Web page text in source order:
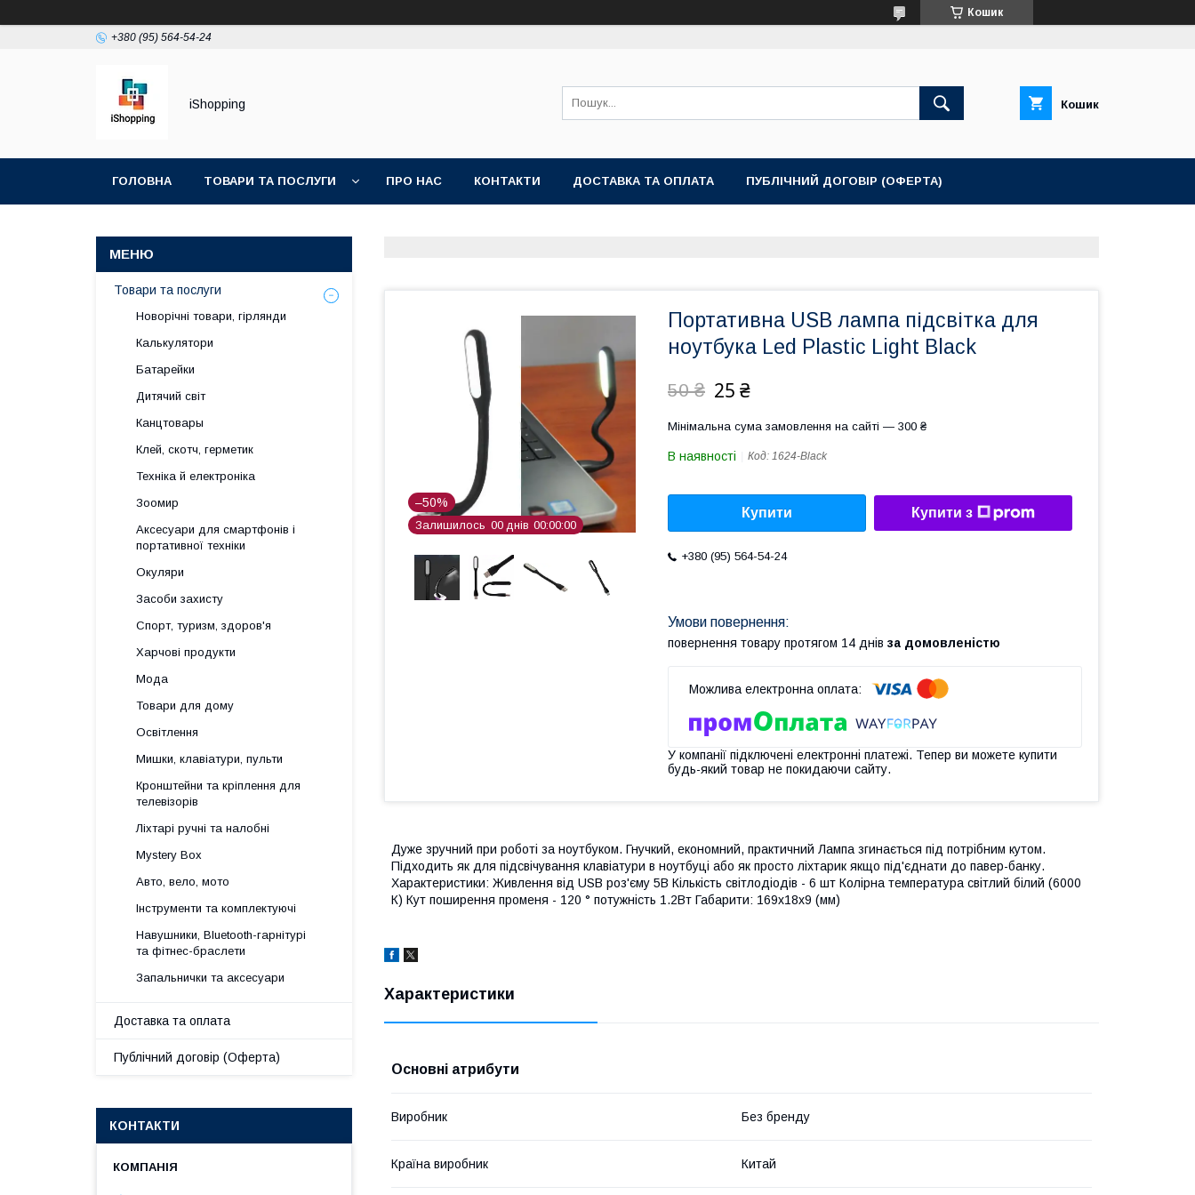
Кошик
+380 (95) 564-54-24
iShopping Кошик
ГОЛОВНА ТОВАРИ ТА ПОСЛУГИ ПРО НАС КОНТАКТИ ДОСТАВКА ТА ОПЛАТА ПУБЛІЧНИЙ ДОГОВІР (ОФЕРТА)
–50%
Залишилось 00 днів 00 00 00
Портативна USB лампа підсвітка для
ноутбука Led Plastic Light Black
50 ₴ 25 ₴
Мінімальна сума замовлення на сайті — 300 ₴
В наявності Код: 1624-Black
Купити Купити з
+380 (95) 564-54-24
повернення товару протягом 14 днів за домовленістю
У компанії підключені електронні платежі. Тепер ви можете купити
будь-який товар не покидаючи сайту.
Дуже зручний при роботі за ноутбуком. Гнучкий, економний, практичний Лампа згинається під потрібним кутом.
Підходить як для підсвічування клавіатури в ноутбуці або як просто ліхтарик якщо під'єднати до павер-банку.
Характеристики: Живлення від USB роз'єму 5В Кількість світлодіодів - 6 шт Колірна температура світлий білий (6000
К) Кут поширення променя - 120 ° потужність 1.2Вт Габарити: 169х18х9 (мм)
Характеристики
Основні атрибути
Виробник Без бренду
Країна виробник Китай
Товари та послуги
Новорічні товари, гірлянди
Калькулятори
Батарейки
Дитячий світ
Канцтовары
Клей, скотч, герметик
Техніка й електроніка
Зоомир
Аксесуари для смартфонів і
портативної техніки
Окуляри
Засоби захисту
Спорт, туризм, здоров'я
Харчові продукти
Мода
Товари для дому
Освітлення
Мишки, клавіатури, пульти
Кронштейни та кріплення для
телевізорів
Ліхтарі ручні та налобні
Mystery Box
Авто, вело, мото
Інструменти та комплектуючі
Навушники, Bluetooth-гарнітурі
та фітнес-браслети
Запальнички та аксесуари
Доставка та оплата
Публічний договір (Оферта)
КОНТАКТИ